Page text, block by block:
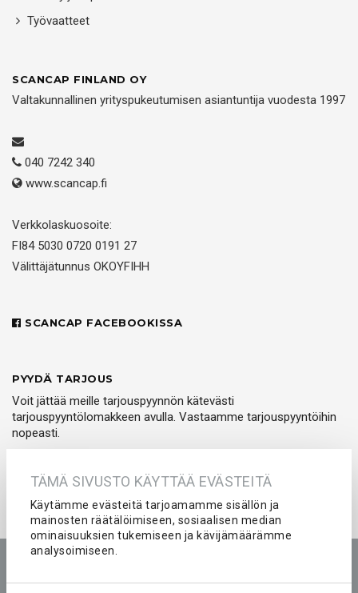
TÄMÄ SIVUSTO KÄYTTÄÄ EVÄSTEITÄ
Käytämme evästeitä tarjoamamme sisällön ja
mainosten räätälöimiseen, sosiaalisen median
ominaisuuksien tukemiseen ja kävijämäärämme
analysoimiseen.
Työvaatteet
SCANCAP FINLAND OY
Valtakunnallinen yrityspukeutumisen asiantuntija vuodesta 1997
040 7242 340
www.scancap.fi
Verkkolaskuosoite:
FI84 5030 0720 0191 27
Välittäjätunnus OKOYFIHH
SCANCAP FACEBOOKISSA
PYYDÄ TARJOUS
Voit jättää meille tarjouspyynnön kätevästi
tarjouspyyntölomakkeen avulla. Vastaamme tarjouspyyntöihin
nopeasti.